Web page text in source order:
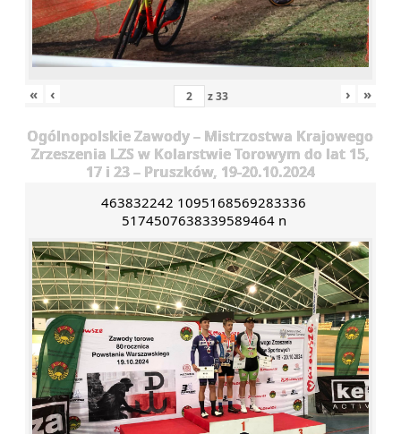
« ‹ z33 › »
Ogólnopolskie Zawody – Mistrzostwa Krajowego
Zrzeszenia LZS w Kolarstwie Torowym do lat 15,
17 i 23 – Pruszków, 19-20.10.2024
463832242 1095168569283336
5174507638339589464 n